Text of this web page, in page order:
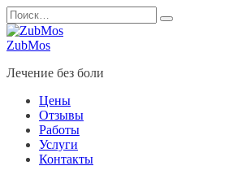
Перейти
к
содержанию
Search
for:
ZubMos
Лечение без боли
Цены
Отзывы
Работы
Услуги
Контакты